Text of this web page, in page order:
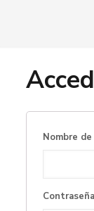
Nombre
Contraseña